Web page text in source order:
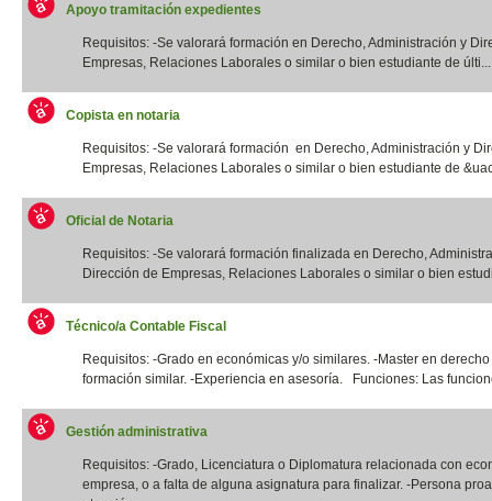
Apoyo tramitación expedientes
Requisitos: -Se valorará formación en Derecho, Administración y
Empresas, Relaciones Laborales o similar o bien estudiante de últi...
Copista en notaria
Requisitos: -Se valorará formación en Derecho, Administración y
Empresas, Relaciones Laborales o similar o bien estudiante de
Oficial de Notaria
Requisitos: -Se valorará formación finalizada en Derecho,
Dirección de Empresas, Relaciones Laborales o similar o bien
Técnico/a Contable Fiscal
Requisitos: -Grado en económicas y/o similares. -Master en
formación similar. -Experiencia en asesoría. Funciones: Las
Gestión administrativa
Requisitos: -Grado, Licenciatura o Diplomatura relacionada con
empresa, o a falta de alguna asignatura para finalizar. -Persona